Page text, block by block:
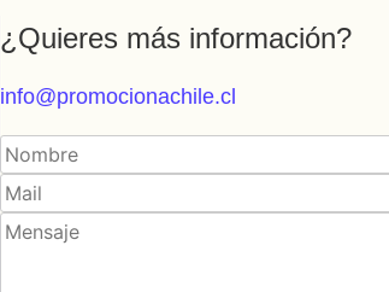
¿Quieres más información?
info@promocionachile.cl